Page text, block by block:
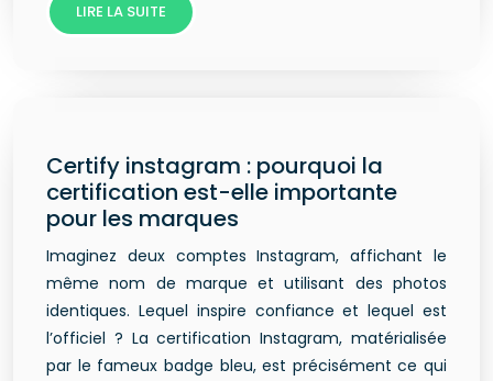
LIRE LA SUITE
Certify instagram : pourquoi la
certification est-elle importante
pour les marques
Imaginez deux comptes Instagram, affichant le
même nom de marque et utilisant des photos
identiques. Lequel inspire confiance et lequel est
l’officiel ? La certification Instagram, matérialisée
par le fameux badge bleu, est précisément ce qui